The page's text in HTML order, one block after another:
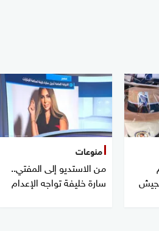
منوعات
من الاستديو إلى المفتي..
سارة خليفة تواجه الإعدام